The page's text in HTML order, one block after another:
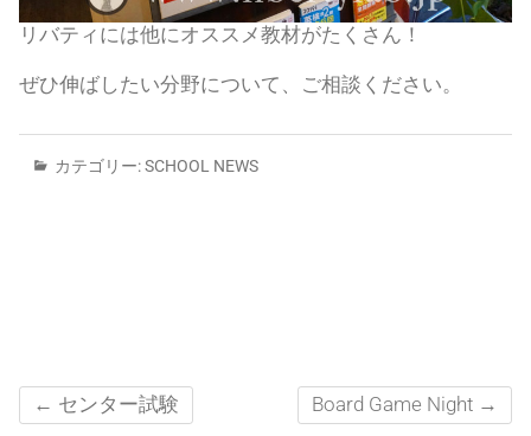
リバティには他にオススメ教材がたくさん！
ぜひ伸ばしたい分野について、ご相談ください。
カテゴリー:SCHOOL NEWS
← センター試験 Board Game Night →